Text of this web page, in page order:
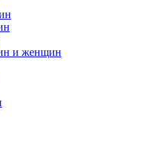
и женщин